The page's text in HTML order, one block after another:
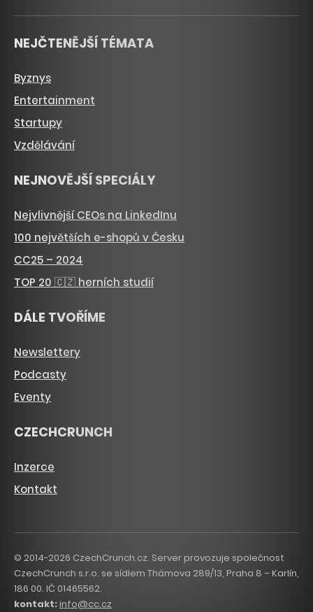
NEJČTENĚJŠÍ TÉMATA
Byznys
Entertainment
Startupy
Vzdělávání
NEJNOVĚJŠÍ SPECIÁLY
Nejvlivnější CEOs na LinkedInu
100 největších e-shopů v Česku
CC25 – 2024
TOP 20 🇨🇿 herních studií
DÁLE TVOŘÍME
Newslettery
Podcasty
Eventy
CZECHCRUNCH
Inzerce
Kontakt
© 2014-2026 CzechCrunch.cz. Server provozuje společnost
CzechCrunch s.r.o. se sídlem Thámova 289/13, Praha 8 – Karlín,
186 00. IČ 01465562.
kontakt:info@cc.cz